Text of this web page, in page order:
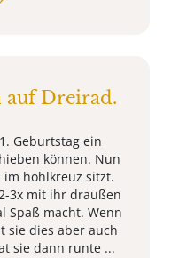
auf Dreirad.
Geburtstag ein
können. Nun
im hohlkreuz sitzt.
3x mit ihr draußen
Spaß macht. Wenn
sie dies aber auch
sie dann runte ...